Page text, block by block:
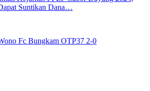
Suntikan Dana…
Fc Bungkam OTP37 2-0